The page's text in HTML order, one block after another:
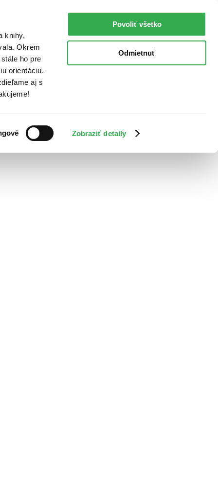
knihy,
Okrem
ho pre
orientáciu.
aj s
Zobraziť detaily
Povoliť všetko
Odmietnuť